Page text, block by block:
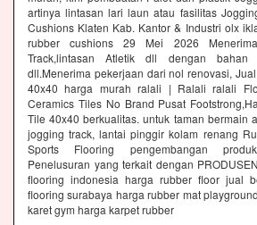
artinya lintasan lari laun atau fasilitas
Cushions Klaten Kab. Kantor & Industri olx
rubber cushions 29 Mei 2026
Track,lintasan Atletik dll dengan bahan
dll.Menerima pekerjaan dari nol renovasi,
40x40 harga murah ralali | Ralali ralali
Ceramics Tiles No Brand Pusat
Tile 40x40 berkualitas. untuk taman bermain
jogging track, lantai pinggir kolam renang
Sports Flooring pengembangan
Penelusuran yang terkait dengan
flooring indonesia harga rubber floor jual
flooring surabaya harga rubber mat
karet gym harga karpet rubber